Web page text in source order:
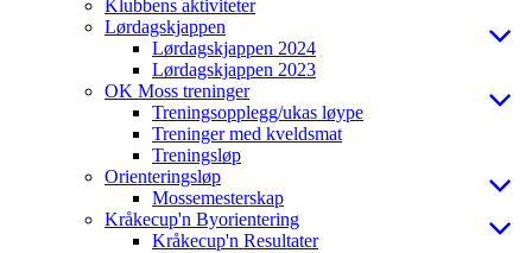
Klubbens aktiviteter
Lørdagskjappen
Lørdagskjappen 2024
Lørdagskjappen 2023
OK Moss treninger
Treningsopplegg/ukas løype
Treninger med kveldsmat
Treningsløp
Orienteringsløp
Mossemesterskap
Kråkecup'n Byorientering
Kråkecup'n Resultater